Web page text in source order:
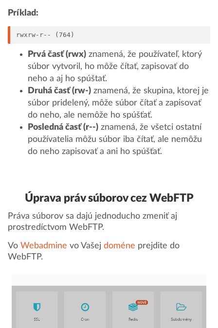
Príklad:
rwxrw-r-- (764)
Prvá časť (rwx)znamená, že používateľ, ktorý
súbor vytvoril, ho môže čítať, zapisovať do
neho a aj ho spúštať.
Druhá časť (rw-)znamená, že skupina, ktorej je
súbor pridelený, môže súbor čítať a zapisovať
do neho, ale nemôže ho spúšťať.
Posledná časť (r--)znamená, že všetci ostatní
používatelia môžu súbor iba čítať, ale nemôžu
do neho zapisovať a ani ho spúšťať.
Úprava práv súborov cez WebFTP
Práva súborov sa dajú jednoducho zmeniť aj
prostredíctvom WebFTP.
Vo Webadmine vo Vašej doméne prejdite do
WebFTP.